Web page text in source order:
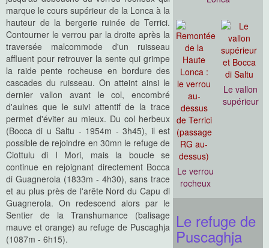
Le verrou
rocheux
Le vallon
supérieur
Le refuge de
Puscaghja
marque le cours supérieur de la Lonca à la
hauteur de la bergerie ruinée de Terrici.
Contourner le verrou par la droite après la
traversée malcommode d'un ruisseau
affluent pour retrouver la sente qui grimpe
la raide pente rocheuse en bordure des
cascades du ruisseau. On atteint ainsi le
dernier vallon avant le col, encombré
d'aulnes que le suivi attentif de la trace
permet d'éviter au mieux. Du col herbeux
(Bocca di u Saltu - 1954m - 3h45), il est
possible de rejoindre en 30mn le refuge de
Ciottulu di I Mori, mais la boucle se
continue en rejoignant directement Bocca
di Guagnerola (1833m - 4h30), sans trace
et au plus près de l'arête Nord du Capu di
Guagnerola. On redescend alors par le
Sentier de la Transhumance (balisage
mauve et orange) au refuge de Puscaghja
(1087m - 6h15).